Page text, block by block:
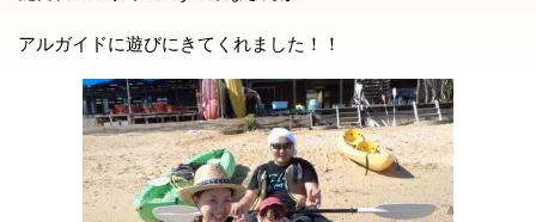
アルガイドに遊びにきてくれました！！